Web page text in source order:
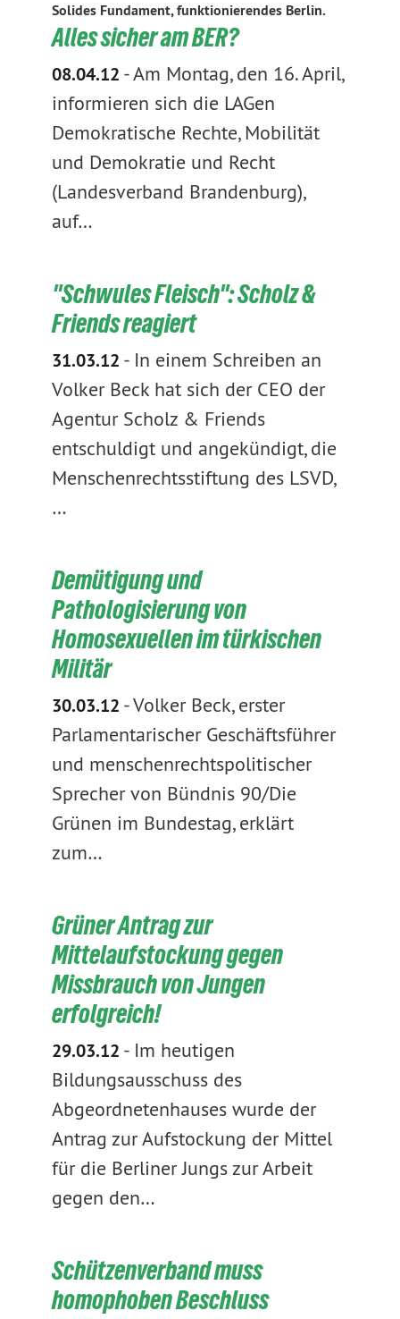
Solides Fundament, funktionierendes Berlin.
Alles sicher am BER?
08.04.12 -Am Montag, den 16. April,
informieren sich die LAGen
Demokratische Rechte, Mobilität
und Demokratie und Recht
(Landesverband Brandenburg),
auf…
"Schwules Fleisch": Scholz &
Friends reagiert
31.03.12 - In einem Schreiben an
Volker Beck hat sich der CEO der
Agentur Scholz & Friends
entschuldigt und angekündigt, die
Menschenrechtsstiftung des LSVD,
…
Demütigung und
Pathologisierung von
Homosexuellen im türkischen
Militär
30.03.12 -Volker Beck, erster
Parlamentarischer Geschäftsführer
und menschenrechtspolitischer
Sprecher von Bündnis 90/Die
Grünen im Bundestag, erklärt
zum…
Grüner Antrag zur
Mittelaufstockung gegen
Missbrauch von Jungen
erfolgreich!
29.03.12 - Im heutigen
Bildungsausschuss des
Abgeordnetenhauses wurde der
Antrag zur Aufstockung der Mittel
für die Berliner Jungs zur Arbeit
gegen den…
Schützenverband muss
homophoben Beschluss